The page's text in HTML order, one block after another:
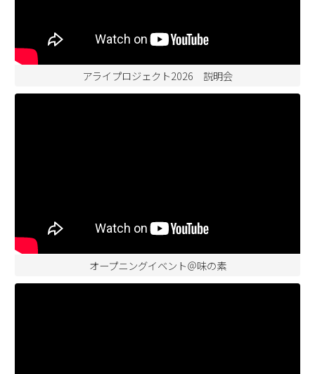
アライプロジェクト2026 説明会
オープニングイベント＠味の素